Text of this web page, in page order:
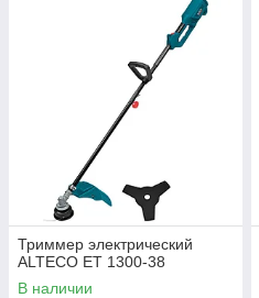
Триммер электрический
ALTECO ET 1300-38
В наличии